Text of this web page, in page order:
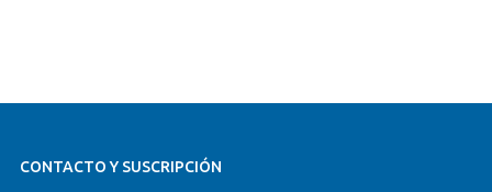
CONTACTO Y SUSCRIPCIÓN